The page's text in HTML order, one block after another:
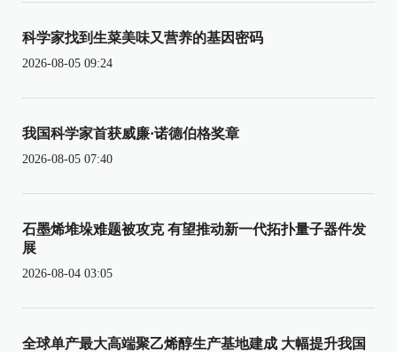
科学家找到生菜美味又营养的基因密码
2026-08-05 09:24
我国科学家首获威廉·诺德伯格奖章
2026-08-05 07:40
石墨烯堆垛难题被攻克 有望推动新一代拓扑量子器件发
展
2026-08-04 03:05
全球单产最大高端聚乙烯醇生产基地建成 大幅提升我国